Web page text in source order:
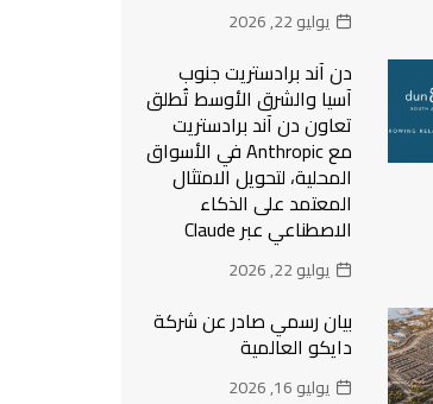
يوليو 22, 2026
دن آند برادستريت جنوب
آسيا والشرق الأوسط تُطلق
تعاون دن آند برادستريت
مع Anthropic في الأسواق
المحلية، لتحويل الامتثال
المعتمد على الذكاء
الاصطناعي عبر Claude
يوليو 22, 2026
بيان رسمي صادر عن شركة
دايكو العالمية
يوليو 16, 2026